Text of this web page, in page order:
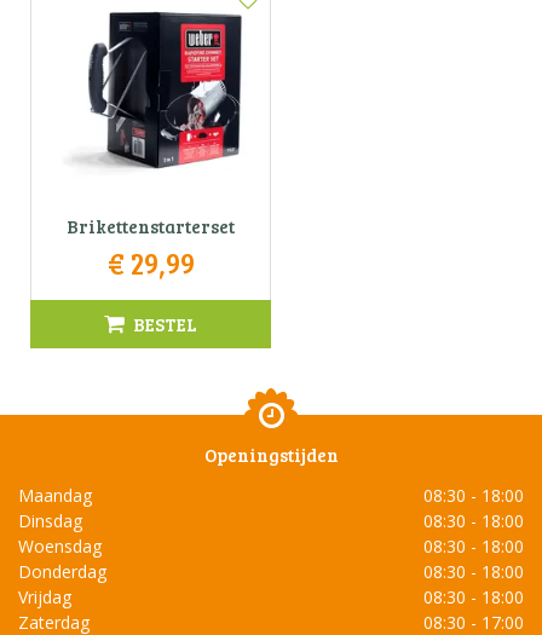
Brikettenstarterset
€ 29,99
BESTEL
Openingstijden
Maandag
08:30 - 18:00
Dinsdag
08:30 - 18:00
Woensdag
08:30 - 18:00
Donderdag
08:30 - 18:00
Vrijdag
08:30 - 18:00
Zaterdag
08:30 - 17:00